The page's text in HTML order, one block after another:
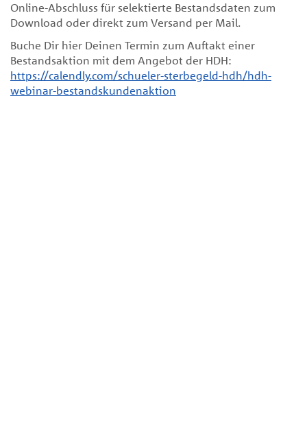
Online-Abschluss für selektierte Bestandsdaten zum
Download oder direkt zum Versand per Mail.
Buche Dir hier Deinen Termin zum Auftakt einer
Bestandsaktion mit dem Angebot der HDH:
https://calendly.com/schueler-sterbegeld-hdh/hdh-
webinar-bestandskundenaktion